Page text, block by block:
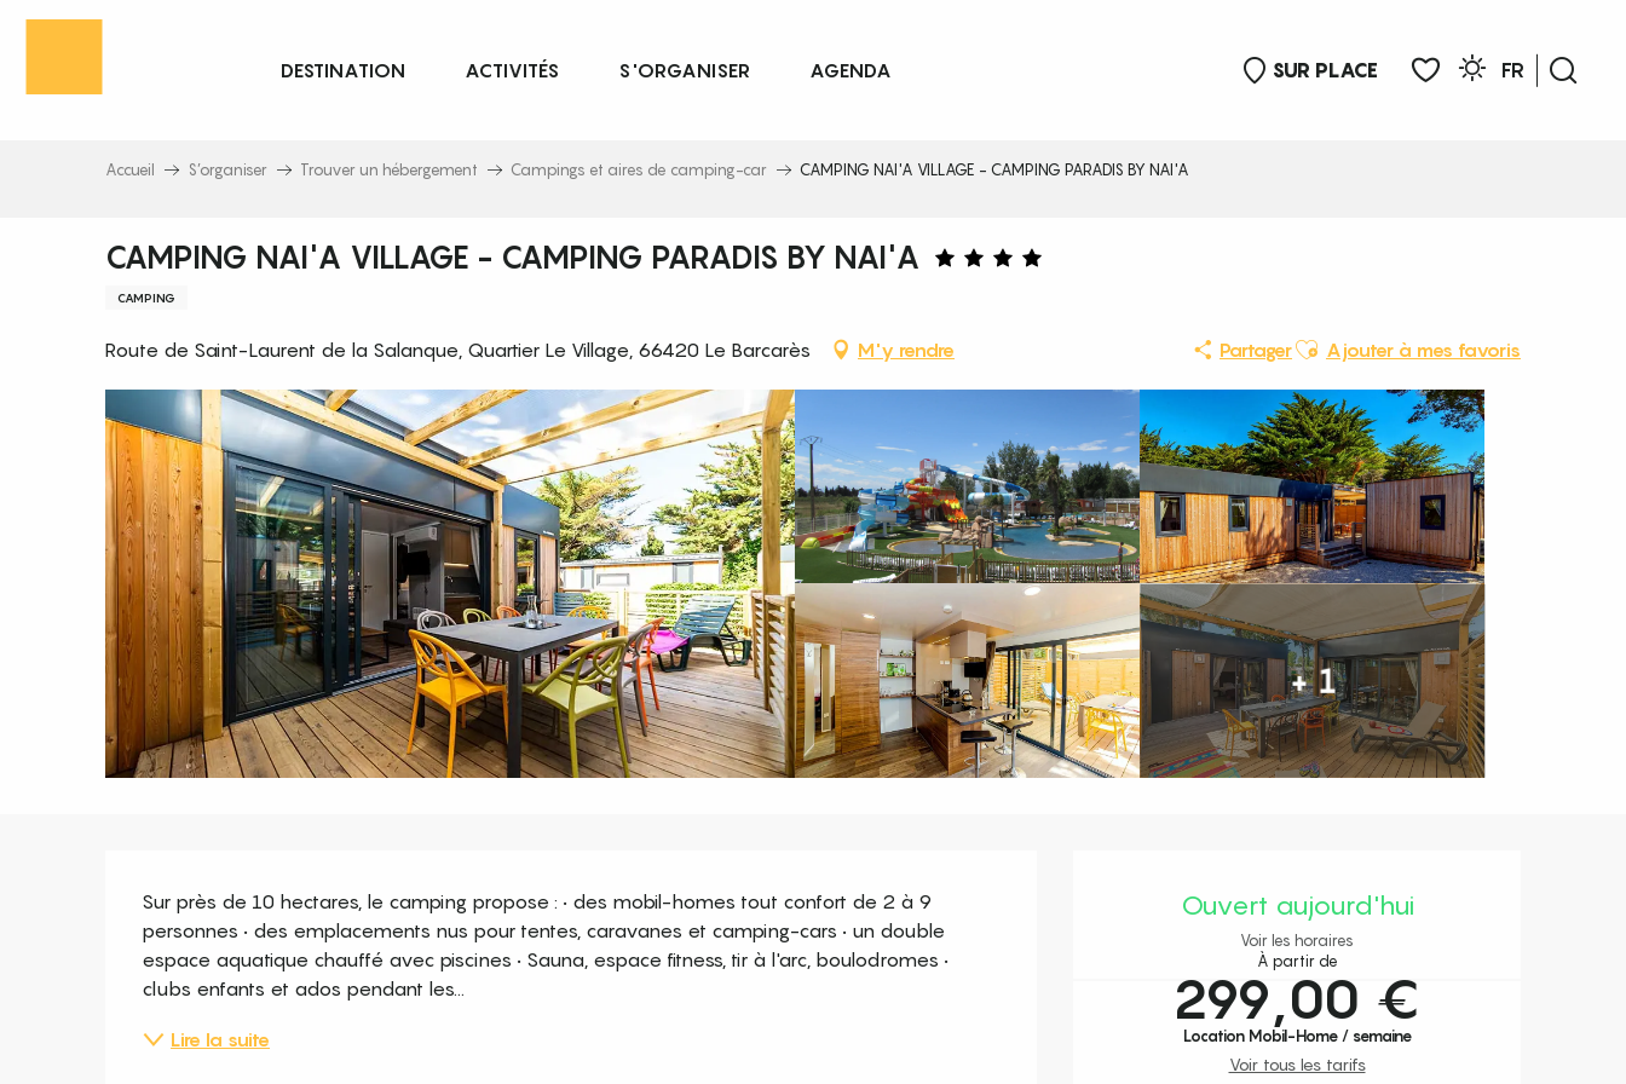
Aller
principal
SUR PLACE
FR
DESTINATION ACTIVITÉS S'ORGANISER AGENDA
Accueil S’organiser Trouver un hébergement Campings et aires de camping-car CAMPING NAI'A VILLAGE - CAMPING PARADIS BY NAI'A
CAMPING NAI'A VILLAGE - CAMPING PARADIS BY NAI'A
CAMPING
Route de Saint-Laurent de la Salanque, Quartier Le Village, 66420 Le Barcarès M'y rendre PartagerAjouter aux favoris
Ajouter à mes favoris
+ 1
Ouvert aujourd'hui
Voir les horaires
À partir de
299,00 €
Location Mobil-Home / semaine
Voir tous les tarifs
Description
Sur près de 10 hectares, le camping propose : • des mobil-homes tout confort de 2 à 9
personnes • des emplacements nus pour tentes, caravanes et camping-cars • un double
espace aquatique chauffé avec piscines • Sauna, espace fitness, tir à l'arc, boulodromes •
clubs enfants et ados pendant les...
Lire la suite